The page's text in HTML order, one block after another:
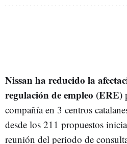
Nissan ha reducido la
regulación de empleo (ERE)
compañía en 3 centros
desde los 211 propuestos
reunión del periodo de